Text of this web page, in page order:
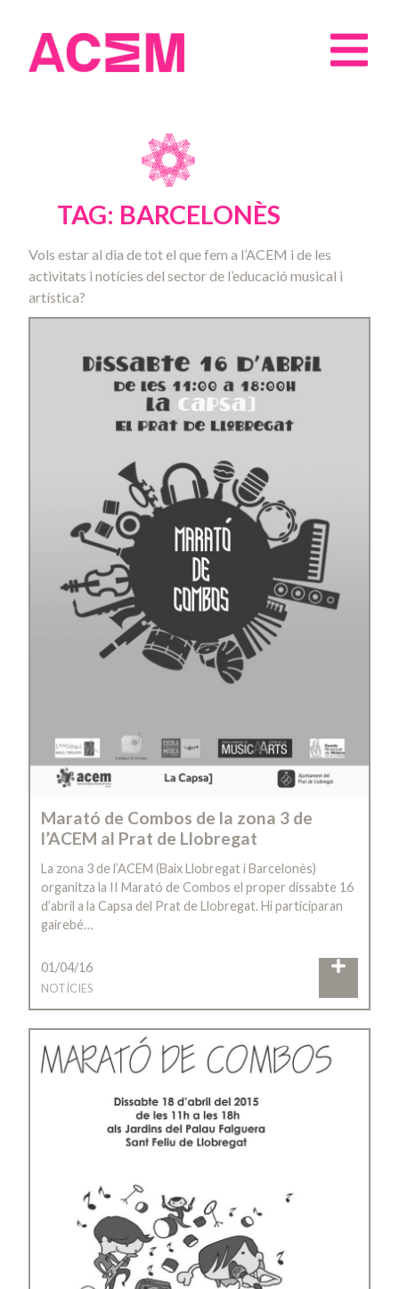
TAG: BARCELONÈS
Vols estar al dia de tot el que fem a l’ACEM i de les
activitats i notícies del sector de l’educació musical i
artística?
Marató de Combos de la zona 3 de
l’ACEM al Prat de Llobregat
La zona 3 de l’ACEM (Baix Llobregat i Barcelonès)
organitza la II Marató de Combos el proper dissabte 16
d’abril a la Capsa del Prat de Llobregat. Hi participaran
gairebé…
01/04/16
NOTÍCIES